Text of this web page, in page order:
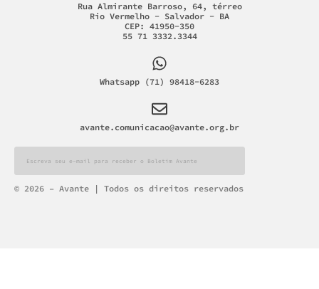
Rua Almirante Barroso, 64, térreo
Rio Vermelho - Salvador - BA
CEP: 41950-350
55 71 3332.3344
Whatsapp (71) 98418-6283
avante.comunicacao@avante.org.br
Alternative:
© 2026 – Avante | Todos os direitos reservados